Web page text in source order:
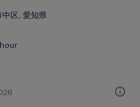
区, 愛知県